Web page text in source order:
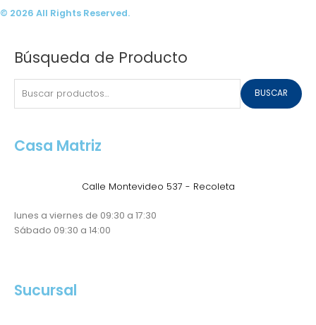
© 2026 All Rights Reserved.
Búsqueda de Producto
Buscar
BUSCAR
Casa Matriz
Calle Montevideo 537 - Recoleta
lunes a viernes de 09:30 a 17:30
Sábado 09:30 a 14:00
Sucursal